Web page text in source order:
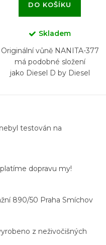
DO KOŠÍKU
Skladem
Originální vůně NANITA-377
má podobné složení
jako Diesel D by Diesel
testován na
dopravu my!
890/50 Praha Smíchov
z neživočišných